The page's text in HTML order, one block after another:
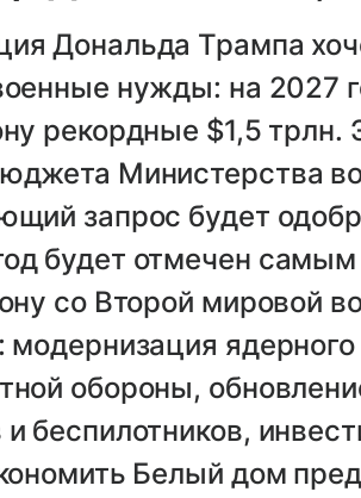
Дональда Трампа
нужды: на 2027
рекордные $1,5 трлн.
Министерства
запрос будет
будет отмечен
со Второй мировой
модернизация
обороны,
беспилотников,
Белый дом